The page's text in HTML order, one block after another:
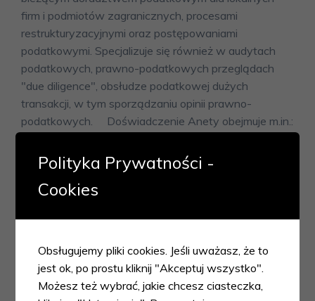
firm i podmiotów zagranicznych, procesami
restrukturyzacyjnymi oraz postępowaniami
podatkowymi. Specjalizuje się również w audytach
podatkowych, prawno-podatkowych przeglądach
"due diligence", obsłudze podatkowej dużych
transakcji, w tym sporządzaniu opinii prawno-
podatkowych. Doświadczenie Anety obejmuje m.in.:
firmie lotniczej w transakcji nabycia udziałów w
polskim przedsiębiorstwie,
doradztwo dla międzynarodowych firm oraz
cash-pooling,
obsługę transakcji nabycia międzynarodowego
przedsiębiorstwa produkującego części
samochodowe, obejmującą podatek VAT,
Polityka Prywatności -
Cookies
Obsługujemy pliki cookies. Jeśli uważasz, że to
jest ok, po prostu kliknij "Akceptuj wszystko".
Możesz też wybrać, jakie chcesz ciasteczka,